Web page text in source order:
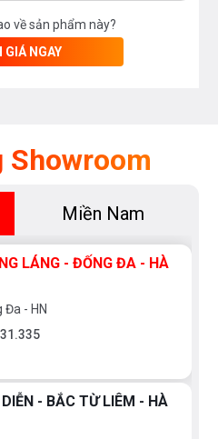
về sản phẩm này?
GIÁ NGAY
Showroom
Miền Nam
LÁNG - ĐỐNG ĐA - HÀ
- HN
- BẮC TỪ LIÊM - HÀ